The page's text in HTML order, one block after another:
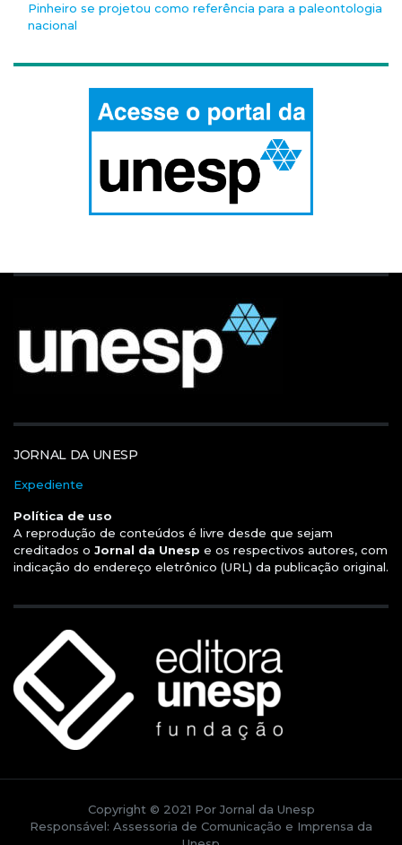
Pinheiro se projetou como referência para a paleontologia
nacional
JORNAL DA UNESP
Expediente
Política de uso
A reprodução de conteúdos é livre desde que sejam
creditados o Jornal da Unesp e os respectivos autores, com
indicação do endereço eletrônico (URL) da publicação original.
Copyright © 2021 Por Jornal da Unesp
Responsável: Assessoria de Comunicação e Imprensa da